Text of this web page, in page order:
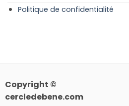
Politique de confidentialité
Copyright ©
cercledebene.com